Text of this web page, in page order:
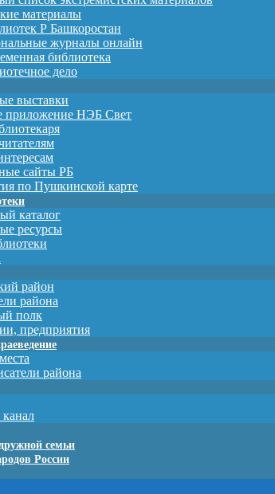
материалы
Р Башкоростан
журналы онлайн
библиотека
дело
выставки
приложение НЭБ Свет
сайты РБ
по Пушкинской карте
каталог
ресурсы
район
района
полк
предприятия
района
семьи
России